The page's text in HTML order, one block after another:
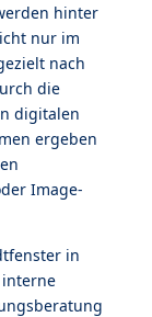
hinter
nur im
nach
die
digitalen
ergeben
Image-
in